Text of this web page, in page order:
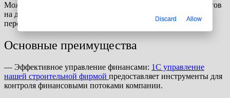
Может использоваться для учета зарплаты, отпусков, налогов
на доходы физических лиц, что облегчает управление
персоналом.
Основные преимущества
— Эффективное управление финансами: 1С управление
нашей строительной фирмой предоставляет инструменты для
контроля финансовыми потоками компании.
Discard Allow